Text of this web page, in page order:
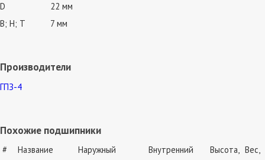
D
22 мм
В; Н; Т
7 мм
Производители
ГПЗ-4
Похожие подшипники
# Название
Наружный
Внутренний
Высота, Вес,